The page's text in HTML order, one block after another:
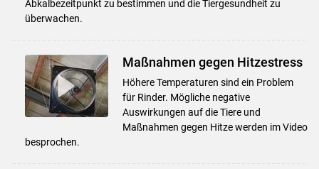
Abkalbezeitpunkt zu bestimmen und die Tiergesundheit zu
überwachen.
Maßnahmen gegen Hitzestress
Höhere Temperaturen sind ein Problem
für Rinder. Mögliche negative
Auswirkungen auf die Tiere und
Maßnahmen gegen Hitze werden im Video
besprochen.